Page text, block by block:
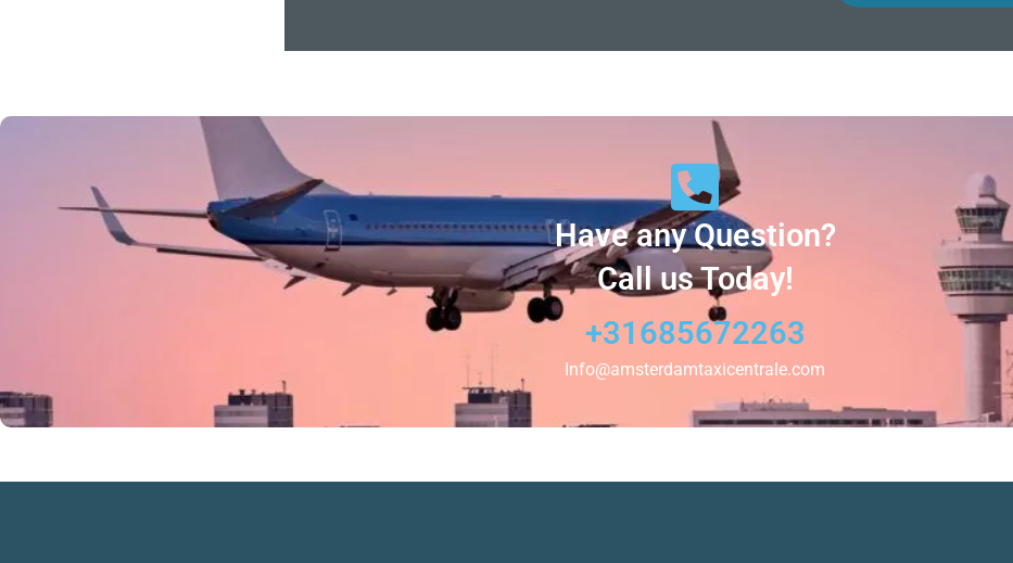
Have any Question?
Call us Today!
+31685672263
Info@amsterdamtaxicentrale.com